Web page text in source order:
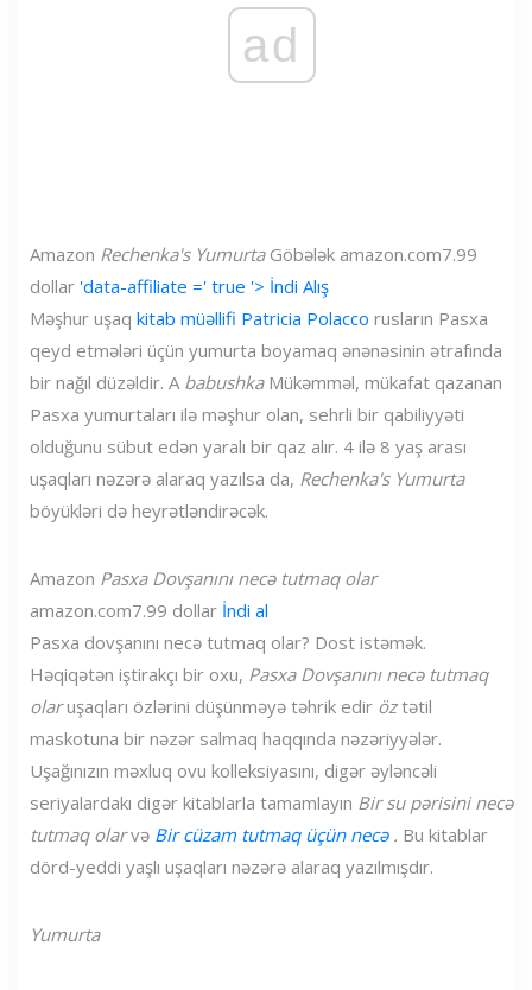
ad
Amazon Rechenka's Yumurta Göbələk amazon.com7.99
dollar 'data-affiliate =' true '> İndi Alış
Məşhur uşaq kitab müəllifi Patricia Polacco rusların Pasxa
qeyd etmələri üçün yumurta boyamaq ənənəsinin ətrafında
bir nağıl düzəldir. A babushkaMükəmməl, mükafat qazanan
Pasxa yumurtaları ilə məşhur olan, sehrli bir qabiliyyəti
olduğunu sübut edən yaralı bir qaz alır. 4 ilə 8 yaş arası
uşaqları nəzərə alaraq yazılsa da, Rechenka's Yumurta
böyükləri də heyrətləndirəcək.
Amazon Pasxa Dovşanını necə tutmaq olar
amazon.com7.99 dollar İndi al
Pasxa dovşanını necə tutmaq olar? Dost istəmək.
Həqiqətən iştirakçı bir oxu, Pasxa Dovşanını necə tutmaq
olaruşaqları özlərini düşünməyə təhrik edir öztətil
maskotuna bir nəzər salmaq haqqında nəzəriyyələr.
Uşağınızın məxluq ovu kolleksiyasını, digər əyləncəli
seriyalardakı digər kitablarla tamamlayın Bir su pərisini necə
tutmaq olarvə Bir cüzam tutmaq üçün necə . Bu kitablar
dörd-yeddi yaşlı uşaqları nəzərə alaraq yazılmışdır.
Yumurta